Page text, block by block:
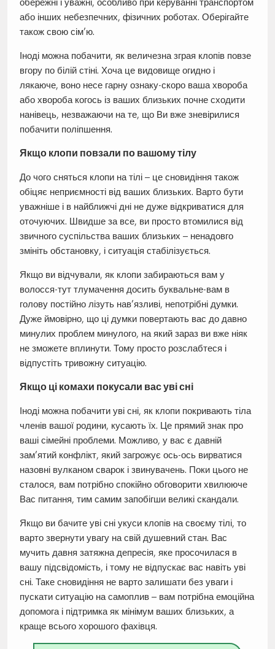
або інших небезпечних, фізичних роботах. Оберігайте
також свою сім’ю.
Іноді можна побачити, як величезна зграя клопів повзе
вгору по білій стіні. Хоча це видовище огидно і
лякаюче, воно несе гарну ознаку-скоро ваша хвороба
або хвороба когось із ваших близьких почне сходити
нанівець, незважаючи на те, що Ви вже зневірилися
побачити поліпшення.
Якщо клопи повзали по вашому тілу
До чого сняться клопи на тілі – це сновидіння також
обіцяє неприємності від ваших близьких. Варто бути
уважніше і в найближчі дні не дуже відкриватися для
оточуючих. Швидше за все, ви просто втомилися від
звичного суспільства ваших близьких – ненадовго
змініть обстановку, і ситуація стабілізується.
Якщо ви відчували, як клопи забираються вам у
волосся-тут тлумачення досить буквальне-вам в
голову постійно лізуть нав’язливі, непотрібні думки.
Дуже ймовірно, що ці думки повертають вас до давно
минулих проблем минулого, на який зараз ви вже ніяк
не зможете вплинути. Тому просто розслабтеся і
відпустіть тривожну ситуацію.
Якщо ці комахи покусали вас уві сні
Іноді можна побачити уві сні, як клопи покривають тіла
членів вашої родини, кусають їх. Це прямий знак про
ваші сімейні проблеми. Можливо, у вас є давній
зам’ятий конфлікт, який загрожує ось-ось вирватися
назовні вулканом сварок і звинувачень. Поки цього не
сталося, вам потрібно спокійно обговорити хвилююче
Вас питання, тим самим запобігши великі скандали.
Якщо ви бачите уві сні укуси клопів на своєму тілі, то
варто звернути увагу на свій душевний стан. Вас
мучить давня затяжна депресія, яке просочилася в
вашу підсвідомість, і тому не відпускає вас навіть уві
сні. Таке сновидіння не варто залишати без уваги і
пускати ситуацію на самоплив – вам потрібна емоційна
допомога і підтримка як мінімум ваших близьких, а
краще всього хорошого фахівця.